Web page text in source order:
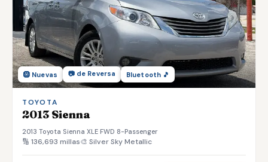
🛞 Nuevas 📷 de Reversa Bluetooth 🎵
TOYOTA
2013 Sienna
2013 Toyota Sienna XLE FWD 8-Passenger
🔢 136,693 millas🎨 Silver Sky Metallic